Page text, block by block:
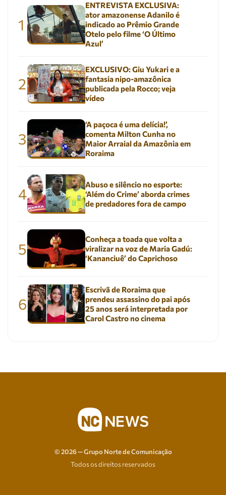
1
ENTREVISTA EXCLUSIVA:
ator amazonense Adanilo é
indicado ao Prêmio Grande
Otelo pelo filme ‘O Último
Azul’
2
EXCLUSIVO: Giu Yukari e a
fantasia nipo-amazônica
publicada pela Rocco; veja
vídeo
3
‘A paçoca é uma delícia!’,
comenta Milton Cunha no
Maior Arraial da Amazônia em
Roraima
4
Abuso e silêncio no esporte:
‘Além do Crime’ aborda crimes
de predadores fora de campo
5
Conheça a toada que volta a
viralizar na voz de Maria Gadú:
‘Kananciuê’ do Caprichoso
6
Escrivã de Roraima que
prendeu assassino do pai após
25 anos será interpretada por
Carol Castro no cinema
© 2026 — Grupo Norte de Comunicação
Todos os direitos reservados